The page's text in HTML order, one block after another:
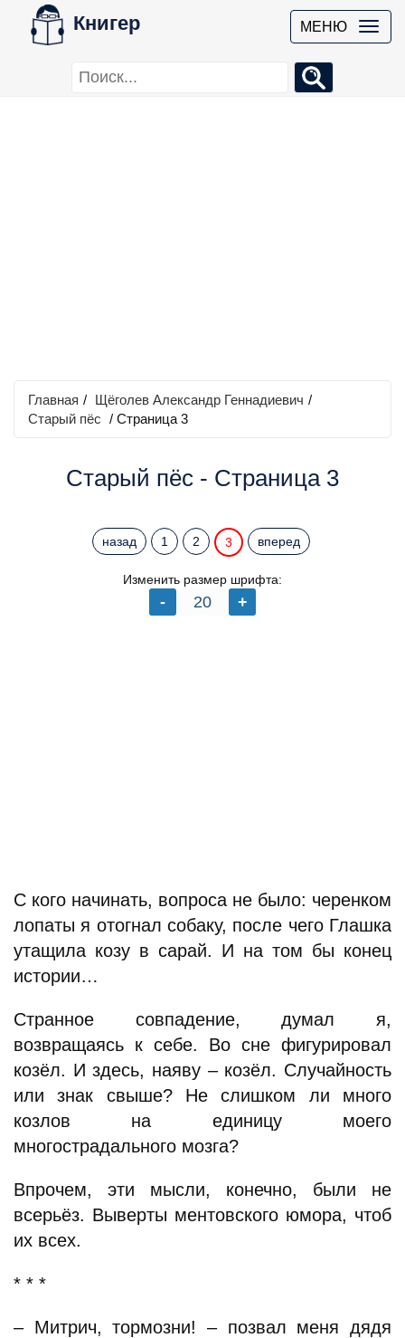
Книгер МЕНЮ
Главная / Щёголев Александр Геннадиевич /
Старый пёс / Страница 3
Старый пёс - Страница 3
назад 1 2 3 вперед
Изменить размер шрифта:
С кого начинать, вопроса не было: черенком
лопаты я отогнал собаку, после чего Глашка
утащила козу в сарай. И на том бы конец
истории…
Странное совпадение, думал я,
возвращаясь к себе. Во сне фигурировал
козёл. И здесь, наяву – козёл. Случайность
или знак свыше? Не слишком ли много
козлов на единицу моего
многострадального мозга?
Впрочем, эти мысли, конечно, были не
всерьёз. Выверты ментовского юмора, чтоб
их всех.
* * *
– Митрич, тормозни! – позвал меня дядя